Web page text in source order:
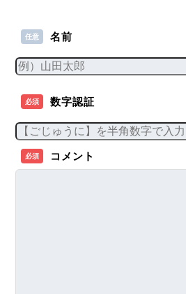
任意 名前
必須 数字認証
必須 コメント